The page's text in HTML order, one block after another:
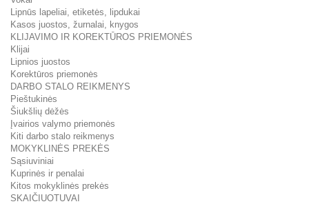
Lipnūs lapeliai, etiketės, lipdukai
Kasos juostos, žurnalai, knygos
KLIJAVIMO IR KOREKTŪROS PRIEMONĖS
Klijai
Lipnios juostos
Korektūros priemonės
DARBO STALO REIKMENYS
Pieštukinės
Šiukšlių dėžės
Įvairios valymo priemonės
Kiti darbo stalo reikmenys
MOKYKLINĖS PREKĖS
Sąsiuviniai
Kuprinės ir penalai
Kitos mokyklinės prekės
SKAIČIUOTUVAI